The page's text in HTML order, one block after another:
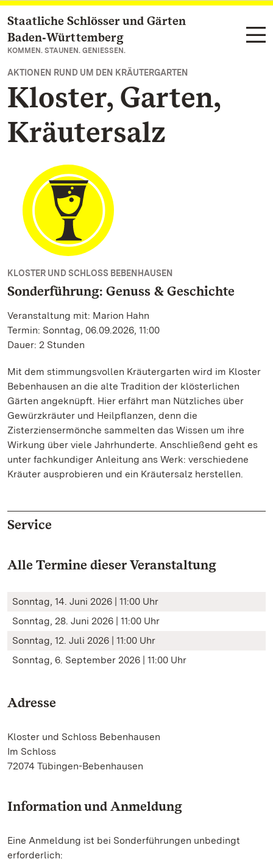
Zum Hauptinhalt springen
Staatliche Schlösser und Gärten
Baden‑Württemberg
KOMMEN. STAUNEN. GENIESSEN.
AKTIONEN RUND UM DEN KRÄUTERGARTEN
Kloster, Garten,
Kräutersalz
KLOSTER UND SCHLOSS BEBENHAUSEN
Sonderführung: Genuss & Geschichte
Veranstaltung mit: Marion Hahn
Termin: Sonntag, 06.09.2026, 11:00
Dauer: 2 Stunden
Mit dem stimmungsvollen Kräutergarten wird im Kloster
Bebenhausen an die alte Tradition der klösterlichen
Gärten angeknüpft. Hier erfährt man Nützliches über
Gewürzkräuter und Heilpflanzen, denn die
Zisterziensermönche sammelten das Wissen um ihre
Wirkung über viele Jahrhunderte. Anschließend geht es
unter fachkundiger Anleitung ans Werk: verschiedene
Kräuter ausprobieren und ein Kräutersalz herstellen.
Service
Alle Termine dieser Veranstaltung
Sonntag, 14. Juni 2026 | 11:00 Uhr
Sonntag, 28. Juni 2026 | 11:00 Uhr
Sonntag, 12. Juli 2026 | 11:00 Uhr
Sonntag, 6. September 2026 | 11:00 Uhr
Adresse
Kloster und Schloss Bebenhausen
Im Schloss
72074 Tübingen-Bebenhausen
Information und Anmeldung
Eine Anmeldung ist bei Sonderführungen unbedingt
erforderlich: